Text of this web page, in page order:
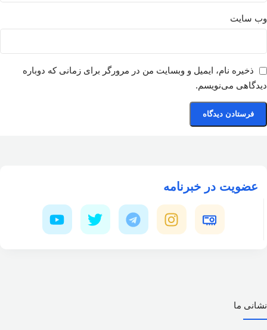
وب‌ سایت
ذخیره نام، ایمیل و وبسایت من در مرورگر برای زمانی که دوباره
دیدگاهی می‌نویسم.
عضویت در خبرنامه
نشانی ما